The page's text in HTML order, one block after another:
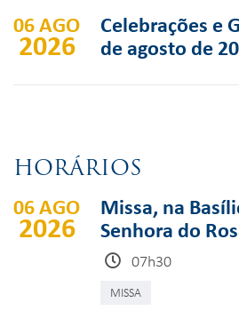
06 AGO
2026
Celebrações e
de agosto de
HORÁRIOS
06 AGO
2026
Missa, na
Senhora do
07h30
MISSA